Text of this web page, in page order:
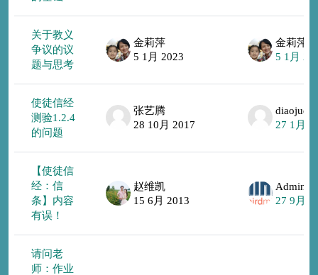
关于教义
争议的议
题与思考
金莉萍
5 1月 2023
金莉萍
5 1月
使徒信经
测验1.2.4
的问题
张艺腾
28 10月 2017
diaojudy
27 1月
【使徒信
经：信
条】内容
有误！
赵维凯
15 6月 2013
27 9月
请问老
师：作业